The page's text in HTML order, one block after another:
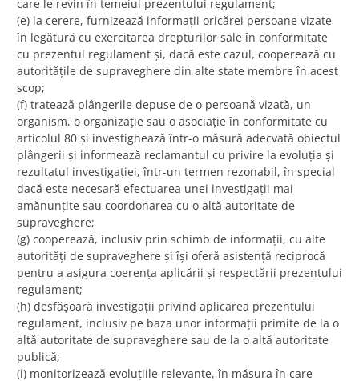
care le revin în temeiul prezentului regulament;
(e) la cerere, furnizează informații oricărei persoane vizate
în legătură cu exercitarea drepturilor sale în conformitate
cu prezentul regulament și, dacă este cazul, cooperează cu
autoritățile de supraveghere din alte state membre în acest
scop;
(f) tratează plângerile depuse de o persoană vizată, un
organism, o organizație sau o asociație în conformitate cu
articolul 80 și investighează într-o măsură adecvată obiectul
plângerii și informează reclamantul cu privire la evoluția și
rezultatul investigației, într-un termen rezonabil, în special
dacă este necesară efectuarea unei investigații mai
amănunțite sau coordonarea cu o altă autoritate de
supraveghere;
(g) cooperează, inclusiv prin schimb de informații, cu alte
autorități de supraveghere și își oferă asistență reciprocă
pentru a asigura coerența aplicării și respectării prezentului
regulament;
(h) desfășoară investigații privind aplicarea prezentului
regulament, inclusiv pe baza unor informații primite de la o
altă autoritate de supraveghere sau de la o altă autoritate
publică;
(i) monitorizează evoluțiile relevante, în măsura în care